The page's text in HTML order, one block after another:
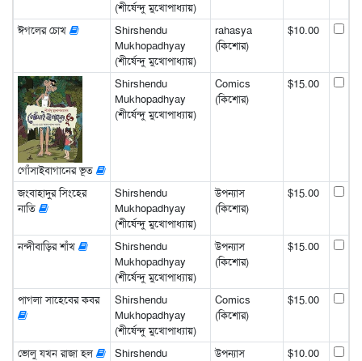
(শীর্ষেন্দু মুখোপাধ্যায়)
ঈগলের চোখ
Shirshendu
Mukhopadhyay
(শীর্ষেন্দু মুখোপাধ্যায়)
rahasya
(কিশোর)
$10.00
গোঁসাইবাগানের ভূত
Shirshendu
Mukhopadhyay
(শীর্ষেন্দু মুখোপাধ্যায়)
Comics
(কিশোর)
$15.00
জংবাহাদুর সিংহের
নাতি
Shirshendu
Mukhopadhyay
(শীর্ষেন্দু মুখোপাধ্যায়)
উপন্যাস
(কিশোর)
$15.00
নন্দীবাড়ির শাঁখ
Shirshendu
Mukhopadhyay
(শীর্ষেন্দু মুখোপাধ্যায়)
উপন্যাস
(কিশোর)
$15.00
পাগলা সাহেবের কবর
Shirshendu
Mukhopadhyay
(শীর্ষেন্দু মুখোপাধ্যায়)
Comics
(কিশোর)
$15.00
ভোলু যখন রাজা হল
Shirshendu
উপন্যাস
$10.00